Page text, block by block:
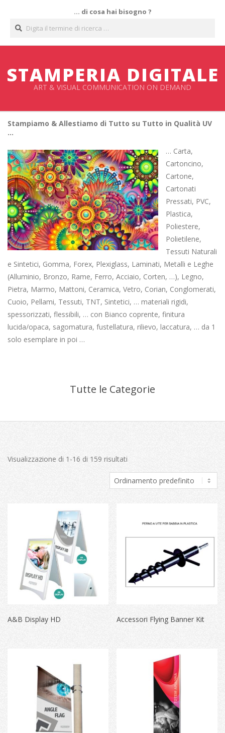
contenuto
… di cosa hai bisogno ?
STAMPERIA DIGITALE
ART & VISUAL COMMUNICATION ON DEMAND
Stampiamo & Allestiamo di Tutto su Tutto in Qualità UV
…
… Carta,
Cartoncino,
Cartone,
Cartonati
Pressati, PVC,
Plastica,
Poliestere,
Polietilene,
Tessuti Naturali
e Sintetici, Gomma, Forex, Plexiglass, Laminati, Metalli e Leghe
(Alluminio, Bronzo, Rame, Ferro, Acciaio, Corten, …), Legno,
Pietra, Marmo, Mattoni, Ceramica, Vetro, Corian, Conglomerati,
Cuoio, Pellami, Tessuti, TNT, Sintetici, … materiali rigidi,
spessorizzati, flessibili, … con Bianco coprente, finitura
lucida/opaca, sagomatura, fustellatura, rilievo, laccatura, … da 1
solo esemplare in poi …
Tutte le Categorie
Visualizzazione di 1-16 di 159 risultati
A&B Display HD Accessori Flying Banner Kit